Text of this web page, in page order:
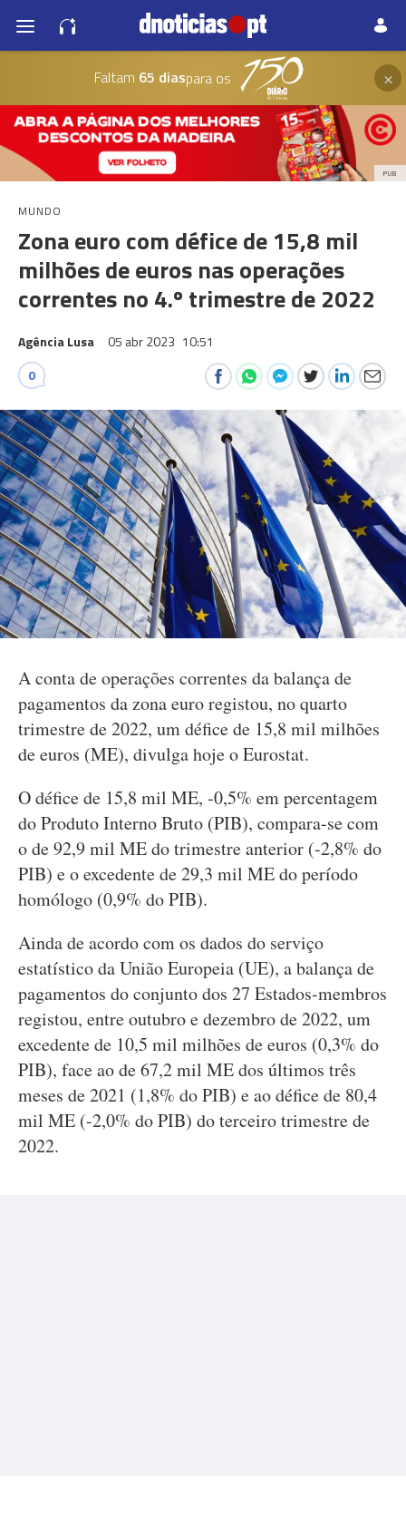
Faltam 65 diaspara os ×
PUB
MUNDO
Zona euro com défice de 15,8 mil
milhões de euros nas operações
correntes no 4.º trimestre de 2022
Agência Lusa 05 abr 2023 10:51
0
A conta de operações correntes da balança de
pagamentos da zona euro registou, no quarto
trimestre de 2022, um défice de 15,8 mil milhões
de euros (ME), divulga hoje o Eurostat.
O défice de 15,8 mil ME, -0,5% em percentagem
do Produto Interno Bruto (PIB), compara-se com
o de 92,9 mil ME do trimestre anterior (-2,8% do
PIB) e o excedente de 29,3 mil ME do período
homólogo (0,9% do PIB).
Ainda de acordo com os dados do serviço
estatístico da União Europeia (UE), a balança de
pagamentos do conjunto dos 27 Estados-membros
registou, entre outubro e dezembro de 2022, um
excedente de 10,5 mil milhões de euros (0,3% do
PIB), face ao de 67,2 mil ME dos últimos três
meses de 2021 (1,8% do PIB) e ao défice de 80,4
mil ME (-2,0% do PIB) do terceiro trimestre de
2022.